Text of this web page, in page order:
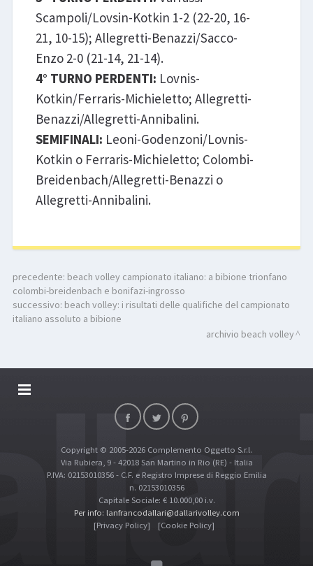
Scampoli/Lovsin-Kotkin 1-2 (22-20, 16-
21, 10-15); Allegretti-Benazzi/Sacco-
Enzo 2-0 (21-14, 21-14).
4° TURNO PERDENTI: Lovnis-
Kotkin/Ferraris-Michieletto; Allegretti-
Benazzi/Allegretti-Annibalini.
SEMIFINALI: Leoni-Godenzoni/Lovnis-
Kotkin o Ferraris-Michieletto; Colombi-
Breidenbach/Allegretti-Benazzi o
Allegretti-Annibalini.
precedente: beach volley campionato italiano: a bibione trionfano
colombi-breidenbach e bonifazi-ingrosso
successivo: beach volley: i risultati delle qualifiche del campionato
italiano assoluto a bibione
archivio beach volley
DALLARIVOLLEY SOSTIENE
TOP RICERCHE
SITE MAP
Copyright © 2005-2026 Complemento Oggetto S.r.l.
Via Rubiera, 9 - 42018 San Martino in Rio (RE) - Italia
P.IVA: 02153010356 - C.F. e Registro Imprese di Reggio Emilia
n. 02153010356
Capitale Sociale: € 10.000,00 i.v.
Per info: lanfrancodallari@dallarivolley.com
[Privacy Policy]
[Cookie Policy]